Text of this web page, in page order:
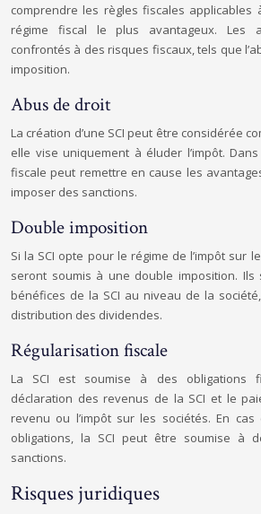
comprendre les règles fiscales applicables
régime fiscal le plus avantageux. Les
confrontés à des risques fiscaux, tels que
imposition.
Abus de droit
La création d’une SCI peut être considérée
elle vise uniquement à éluder l’impôt.
fiscale peut remettre en cause les
imposer des sanctions.
Double imposition
Si la SCI opte pour le régime de l’impôt sur
seront soumis à une double imposition.
bénéfices de la SCI au niveau de la
distribution des dividendes.
Régularisation fiscale
La SCI est soumise à des obligations
déclaration des revenus de la SCI et le
revenu ou l’impôt sur les sociétés. En
obligations, la SCI peut être soumise à
sanctions.
Risques juridiques